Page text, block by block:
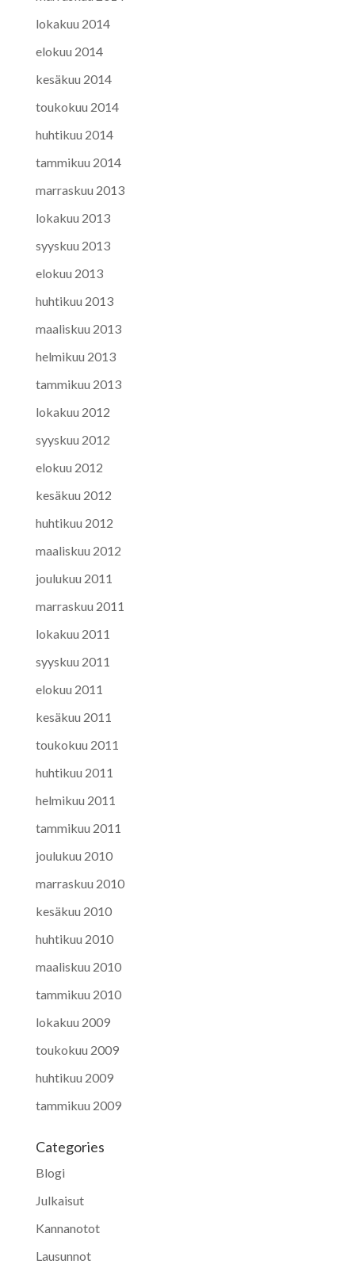
lokakuu 2014
elokuu 2014
kesäkuu 2014
toukokuu 2014
huhtikuu 2014
tammikuu 2014
marraskuu 2013
lokakuu 2013
syyskuu 2013
elokuu 2013
huhtikuu 2013
maaliskuu 2013
helmikuu 2013
tammikuu 2013
lokakuu 2012
syyskuu 2012
elokuu 2012
kesäkuu 2012
huhtikuu 2012
maaliskuu 2012
joulukuu 2011
marraskuu 2011
lokakuu 2011
syyskuu 2011
elokuu 2011
kesäkuu 2011
toukokuu 2011
huhtikuu 2011
helmikuu 2011
tammikuu 2011
joulukuu 2010
marraskuu 2010
kesäkuu 2010
huhtikuu 2010
maaliskuu 2010
tammikuu 2010
lokakuu 2009
toukokuu 2009
huhtikuu 2009
tammikuu 2009
Categories
Blogi
Julkaisut
Kannanotot
Lausunnot